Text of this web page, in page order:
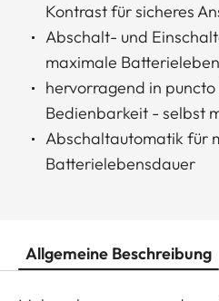
Kontrast für sicheres
Abschalt- und
maximale
hervorragend in puncto
Bedienbarkeit - selbst
Abschaltautomatik für
Batterielebensdauer
Allgemeine Beschreibung